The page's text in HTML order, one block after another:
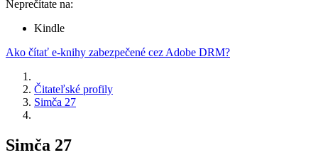
Neprečítate na:
Kindle
Ako čítať e-knihy zabezpečené cez Adobe DRM?
Čitateľské profily
Simča 27
Simča 27